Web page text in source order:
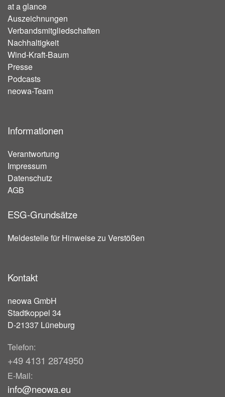
at a glance
Auszeichnungen
Verbandsmitgliedschaften
Nachhaltigkeit
Wind-Kraft-Baum
Presse
Podcasts
neowa-Team
Informationen
Verantwortung
Impressum
Datenschutz
AGB
ESG-Grundsätze
Meldestelle für Hinweise zu Verstößen
Kontakt
neowa GmbH
Stadtkoppel 34
D-21337 Lüneburg
Telefon:
+49 4131 2874950
E-Mail:
info@neowa.eu